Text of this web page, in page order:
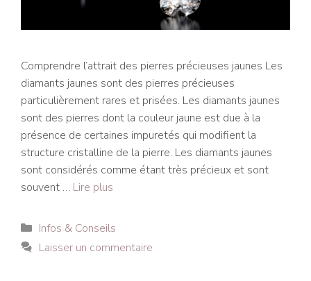
Comprendre l’attrait des pierres précieuses jaunes Les
diamants jaunes sont des pierres précieuses
particulièrement rares et prisées. Les diamants jaunes
sont des pierres dont la couleur jaune est due à la
présence de certaines impuretés qui modifient la
structure cristalline de la pierre. Les diamants jaunes
sont considérés comme étant très précieux et sont
souvent … Lire plus
Catégories
Infos & Conseils
Laisser un commentaire